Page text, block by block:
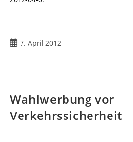
Beitrag7. April 2012
Wahlwerbung vor
Verkehrssicherheit